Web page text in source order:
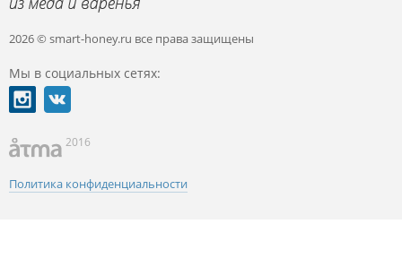
2026 © smart-honey.ru все права защищены
Мы в социальных сетях:
2016
Политика конфиденциальности